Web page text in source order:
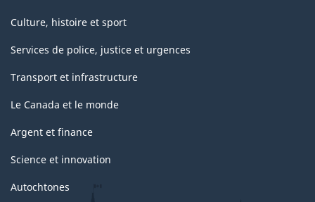
Culture, histoire et sport
Services de police, justice et urgences
Transport et infrastructure
Le Canada et le monde
Argent et finance
Science et innovation
Autochtones